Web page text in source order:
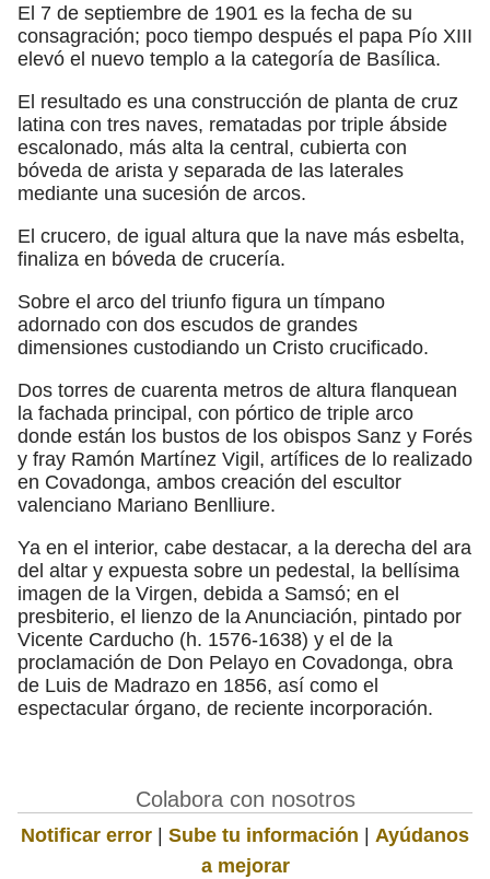
El 7 de septiembre de 1901 es la fecha de su
consagración; poco tiempo después el papa Pío XIII
elevó el nuevo templo a la categoría de Basílica.
El resultado es una construcción de planta de cruz
latina con tres naves, rematadas por triple ábside
escalonado, más alta la central, cubierta con
bóveda de arista y separada de las laterales
mediante una sucesión de arcos.
El crucero, de igual altura que la nave más esbelta,
finaliza en bóveda de crucería.
Sobre el arco del triunfo figura un tímpano
adornado con dos escudos de grandes
dimensiones custodiando un Cristo crucificado.
Dos torres de cuarenta metros de altura flanquean
la fachada principal, con pórtico de triple arco
donde están los bustos de los obispos Sanz y Forés
y fray Ramón Martínez Vigil, artífices de lo realizado
en Covadonga, ambos creación del escultor
valenciano Mariano Benlliure.
Ya en el interior, cabe destacar, a la derecha del ara
del altar y expuesta sobre un pedestal, la bellísima
imagen de la Virgen, debida a Samsó; en el
presbiterio, el lienzo de la Anunciación, pintado por
Vicente Carducho (h. 1576-1638) y el de la
proclamación de Don Pelayo en Covadonga, obra
de Luis de Madrazo en 1856, así como el
espectacular órgano, de reciente incorporación.
Colabora con nosotros
Notificar error | Sube tu información | Ayúdanos
a mejorar